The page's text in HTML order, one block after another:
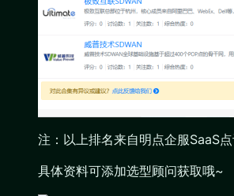
注：以上排名来自明点企服SaaS
具体资料可添加选型顾问获取哦~